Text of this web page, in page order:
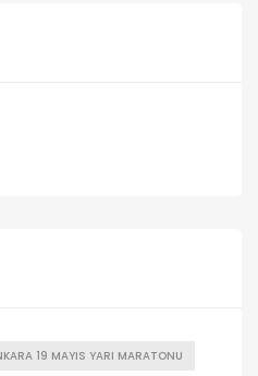
19 MAYIS YARI MARATONU